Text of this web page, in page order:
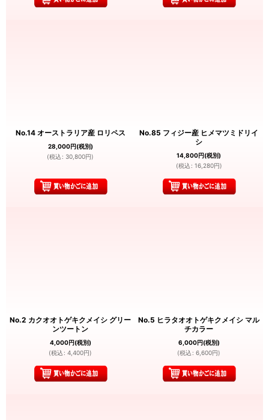
No.14 オーストラリア産 ロリペス
28,000円(税別)
(税込 : 30,800円)
No.85 フィジー産 ヒメマツミドリイ
シ
14,800円(税別)
(税込 : 16,280円)
No.2 カクオオトゲキクメイシ グリー
ンツートン
4,000円(税別)
(税込 : 4,400円)
No.5 ヒラタオオトゲキクメイシ マル
チカラー
6,000円(税別)
(税込 : 6,600円)